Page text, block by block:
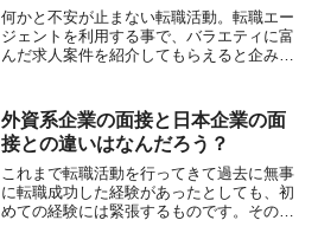
何かと不安が止まない転職活動。転職エー
ジェントを利用する事で、バラエティに富
んだ求人案件を紹介してもらえると企み転
希望者はいないだろうか？私の事例を含
め、円滑に転職...
外資系企業の面接と日本企業の面
接との違いはなんだろう？
これまで転職活動を行ってきて過去に無事
に転職成功した経験があったとしても、初
めての経験には緊張するものです。その初